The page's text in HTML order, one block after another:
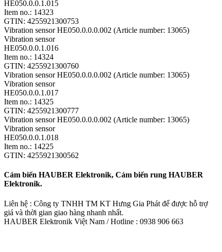
HE050.0.0.1.015
Item no.: 14323
GTIN: 4255921300753
Vibration sensor HE050.0.0.0.002 (Article number: 13065)
Vibration sensor
HE050.0.0.1.016
Item no.: 14324
GTIN: 4255921300760
Vibration sensor HE050.0.0.0.002 (Article number: 13065)
Vibration sensor
HE050.0.0.1.017
Item no.: 14325
GTIN: 4255921300777
Vibration sensor HE050.0.0.0.002 (Article number: 13065)
Vibration sensor
HE050.0.0.1.018
Item no.: 14225
GTIN: 4255921300562
Cảm biến HAUBER Elektronik, Cảm biến rung HAUBER
Elektronik.
Liên hệ : Công ty TNHH TM KT Hưng Gia Phát để được hỗ trợ
giá và thời gian giao hàng nhanh nhất.
HAUBER Elektronik Việt Nam / Hotline : 0938 906 663